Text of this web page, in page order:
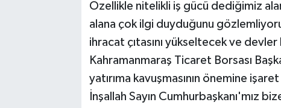
Özellikle nitelikli iş gücü dediğimiz
alana çok ilgi duyduğunu
ihracat çıtasını yükseltecek ve
Kahramanmaraş Ticaret Borsası
yatırıma kavuşmasının önemine
İnşallah Sayın Cumhurbaşkanı'mız